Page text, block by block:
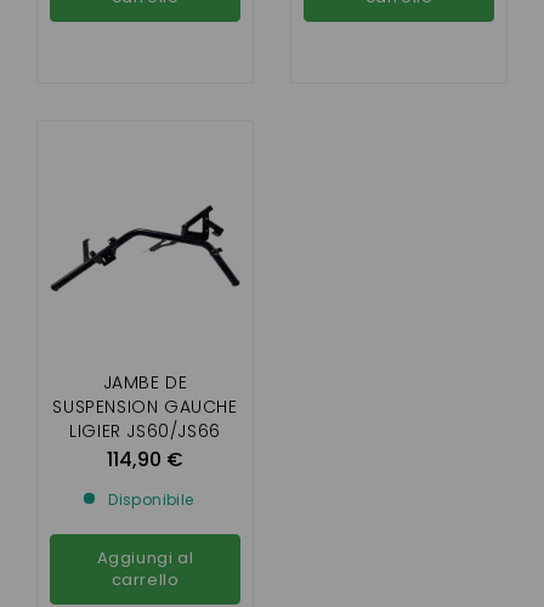
JAMBE DE
SUSPENSION GAUCHE
LIGIER JS60/JS66
114,90 €
Disponibile
Aggiungi al
carrello